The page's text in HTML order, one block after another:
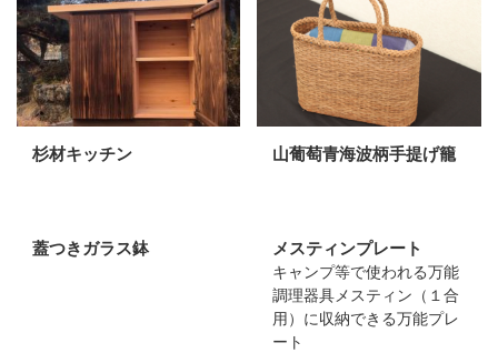
杉材キッチン 山葡萄青海波柄手提げ籠
蓋つきガラス鉢 メスティンプレート
キャンプ等で使われる万能
調理器具メスティン（１合
用）に収納できる万能プレ
ート